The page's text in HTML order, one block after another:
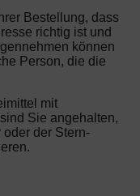
Bestellung, dass
richtig ist und
können
Person, die die
mit
Sie angehalten,
der Stern-